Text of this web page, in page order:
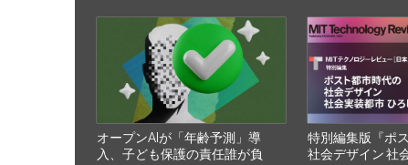
オープンAIが「年齢予測」導
入、子ども保護の責任誰が負
特別編集版『ポ
社会デザイン 社